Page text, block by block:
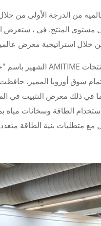
على مستوى المنتج. في ،
سوق أوروبا المميز.
بما في ذلك معرض التثبيت
استخدام الطاقة وسخانات